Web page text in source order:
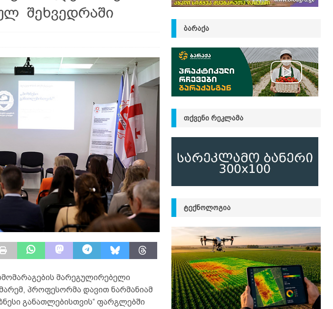
შეხვედრაში
მარეგულირებელი
პროფესორმა დავით ნარმანიამ
განათლებისთვის“ ფარგლებში
ᲑᲐᲠᲐᲥᲐ
ᲗᲥᲕᲔᲜᲘ ᲠᲔᲙᲚᲐᲛᲐ
ᲢᲔᲥᲜᲝᲚᲝᲒᲘᲐ